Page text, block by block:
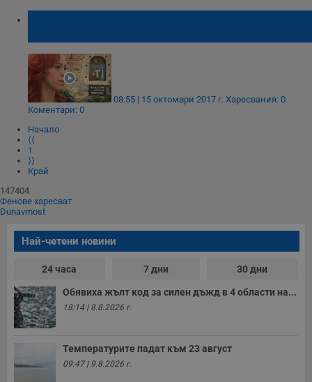
08:55 | 15 октомври 2017 г. Харесвания: 0
Коментари: 0
Начало
⟨⟨
1
⟩⟩
Край
147404
Фенове харесват
Dunavmost
Най-четени новини
24 часа 7 дни 30 дни
Обявиха жълт код за силен дъжд в 4 области на...
18:14 | 8.8.2026 г.
Температурите падат към 23 август
09:47 | 9.8.2026 г.